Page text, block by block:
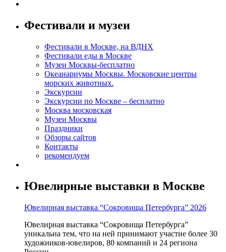
Фестивали и музеи
Фестивали в Москве, на ВДНХ
Фестивали еды в Москве
Музеи Москвы-бесплатно
Океанариумы Москвы. Московские центры
морских животных.
Экскурсии
Экскурсии по Москве – бесплатно
Москва московская
Музеи Москвы
Праздники
Обзоры сайтов
Контакты
рекомендуем
Ювелирные выставки в Москве
Ювелирная выставка “Сокровища Петербурга” 2026
Ювелирная выставка “Сокровища Петербурга”
уникальна тем, что на ней принимают участие более 30
художников-ювелиров, 80 компаний и 24 региона